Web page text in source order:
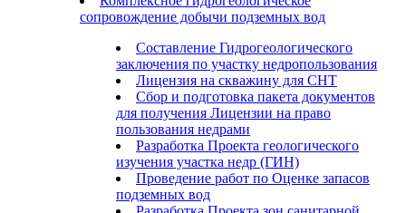
сопровождение добычи подземных вод
Составление Гидрогеологического
заключения по участку недропользования
Лицензия на скважину для СНТ
Сбор и подготовка пакета документов
для получения Лицензии на право
пользования недрами
Разработка Проекта геологического
изучения участка недр (ГИН)
Проведение работ по Оценке запасов
подземных вод